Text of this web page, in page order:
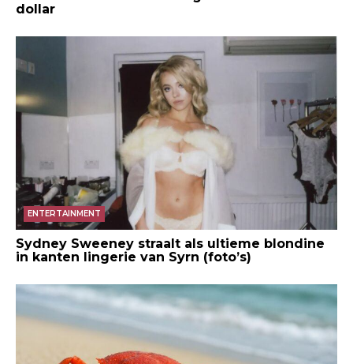
dollar
ENTERTAINMENT
Sydney Sweeney straalt als ultieme blondine
in kanten lingerie van Syrn (foto’s)